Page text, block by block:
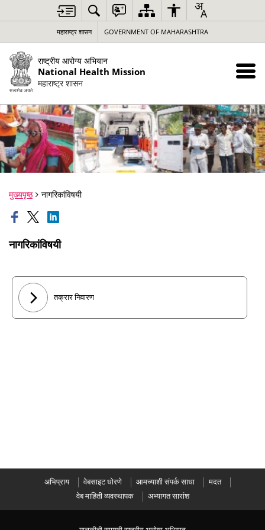
महाराष्ट्र शासन GOVERNMENT OF MAHARASHTRA
राष्ट्रीय आरोग्य अभियान
National Health Mission
महाराष्ट्र शासन
मुख्यपृष्ठ नागरिकांविषयी
नागरिकांविषयी
तक्रार निवारण
अभिप्राय वेबसाइट धोरणे आमच्याशी संपर्क साधा
मदत
वेब माहिती व्यवस्थापक
अभ्यागत सारांश